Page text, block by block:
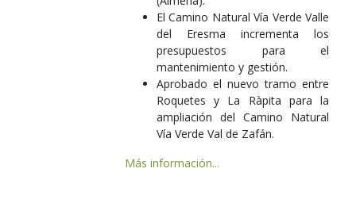
El Camino Natural Vía Verde Valle
del Eresma incrementa los
presupuestos para el
mantenimiento y gestión.
Aprobado el nuevo tramo entre
Roquetes y La Ràpita para la
ampliación del Camino Natural
Vía Verde Val de Zafán.
Más información...